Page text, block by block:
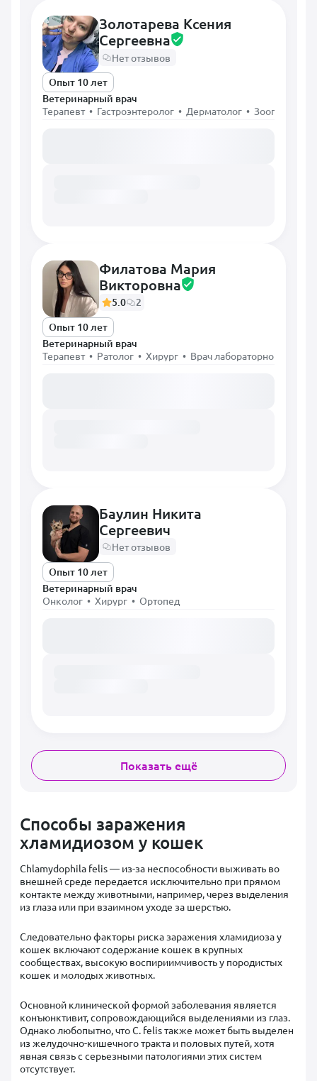
Золотарева Ксения
Сергеевна
Нет отзывов
Опыт 10 лет
Ветеринарный врач
Терапевт • Гастроэнтеролог • Дерматолог •
Филатова Мария
Викторовна
5.0
2
Опыт 10 лет
Ветеринарный врач
Терапевт • Ратолог • Хирург • Врач лабораторной
Баулин Никита
Сергеевич
Нет отзывов
Опыт 10 лет
Ветеринарный врач
Онколог • Хирург • Ортопед
Показать ещё
Способы заражения
хламидиозом у кошек
Chlamydophila felis — из-за неспособности выживать во
внешней среде передается исключительно при прямом
контакте между животными, например, через выделения
из глаза или при взаимном уходе за шерстью.
Следовательно факторы риска заражения хламидиоза у
кошек включают содержание кошек в крупных
сообществах, высокую воспириимчивость у породистых
кошек и молодых животных.
Основной клинической формой заболевания является
конъюнктивит, сопровождающийся выделениями из глаз.
Однако любопытно, что C. felis также может быть выделен
из желудочно-кишечного тракта и половых путей, хотя
явная связь с серьезными патологиями этих систем
отсутствует.